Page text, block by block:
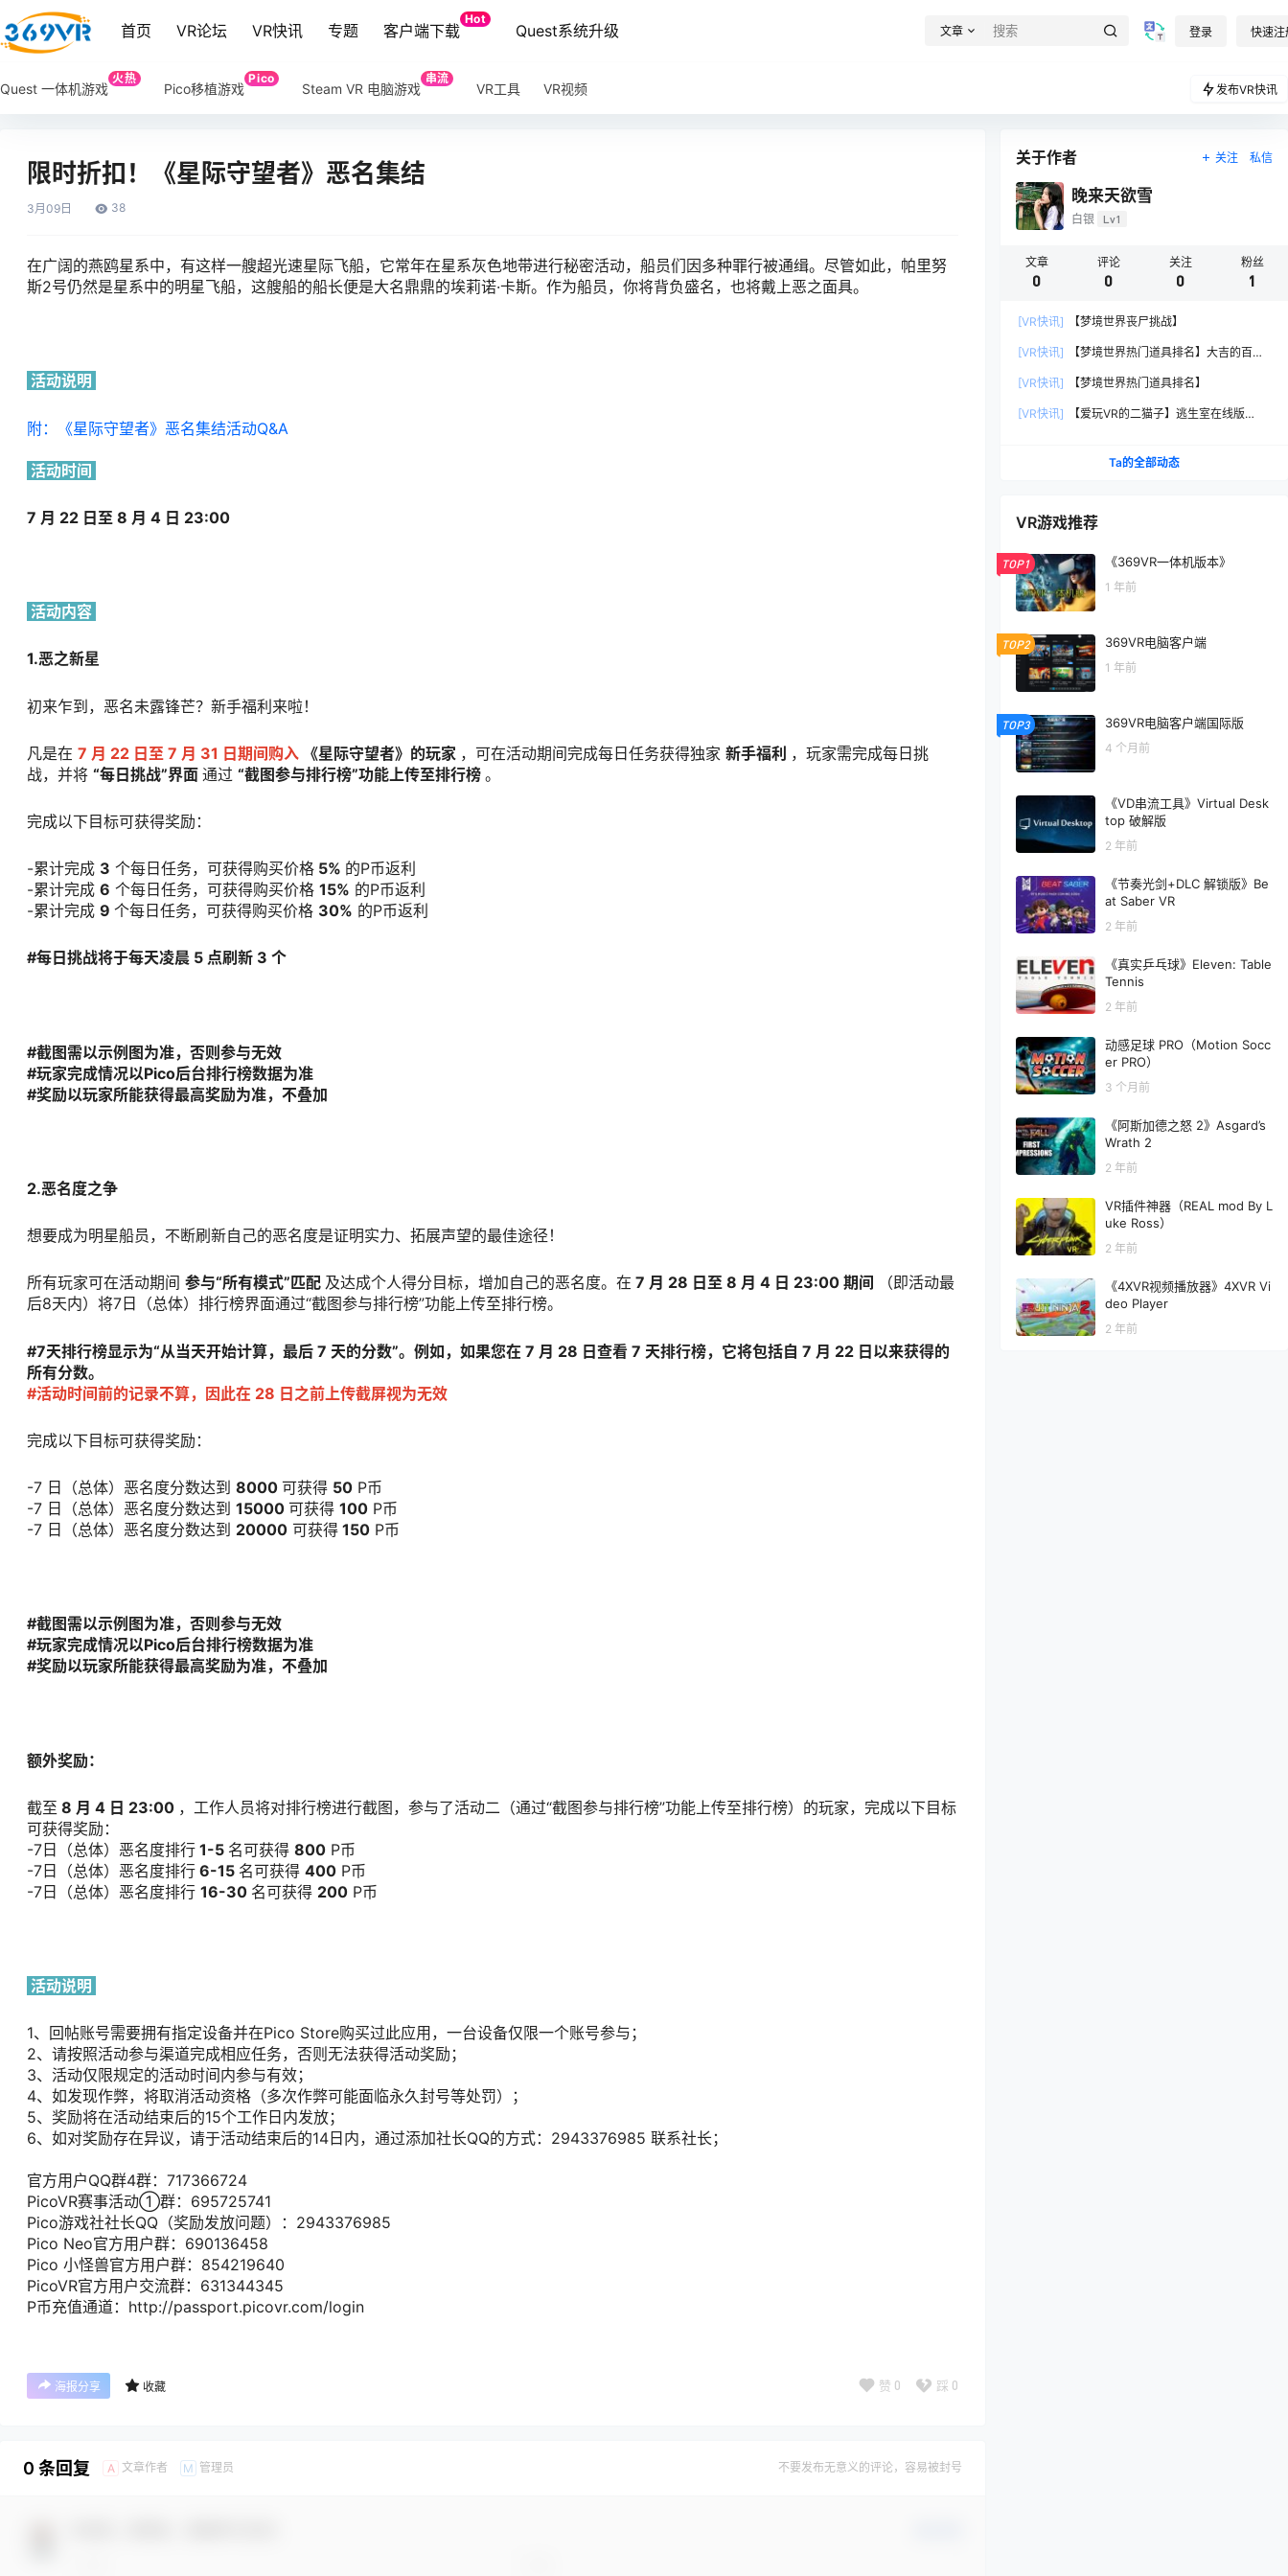
首页 VR论坛 VR快讯 专题 客户端下载
Hot
Quest系统升级 文章 登录 快速注
Quest 一体机游戏
火热
Pico移植游戏
Pico
Steam VR 电脑游戏
串流
VR工具 VR视频 发布VR快讯
限时折扣！《星际守望者》恶名集结
3月 09日 38
在广阔的燕鸥星系中，有这样一艘超光速星际飞船，它常年在星系灰色地带进行秘密活动，船员们因多种罪行被通缉。尽管如此，帕里努
斯2号仍然是星系中的明星飞船，这艘船的船长便是大名鼎鼎的埃莉诺·卡斯。作为船员，你将背负盛名，也将戴上恶之面具。
活动说明
附：《星际守望者》恶名集结活动Q&A
活动时间
7 月 22 日至 8 月 4 日 23:00
活动内容
1.恶之新星
初来乍到，恶名未露锋芒？新手福利来啦！
凡是在 7 月 22 日至 7 月 31 日期间购入 《星际守望者》的玩家 ，可在活动期间完成每日任务获得独家 新手福利 ，玩家需完成每日挑
战，并将 “每日挑战”界面 通过 “截图参与排行榜”功能上传至排行榜 。
完成以下目标可获得奖励：
-累计完成 3 个每日任务，可获得购买价格 5% 的P币返利
-累计完成 6 个每日任务，可获得购买价格 15% 的P币返利
-累计完成 9 个每日任务，可获得购买价格 30% 的P币返利
#每日挑战将于每天凌晨 5 点刷新 3 个
#截图需以示例图为准，否则参与无效
#玩家完成情况以Pico后台排行榜数据为准
#奖励以玩家所能获得最高奖励为准，不叠加
2.恶名度之争
想要成为明星船员，不断刷新自己的恶名度是证明实力、拓展声望的最佳途径！
所有玩家可在活动期间 参与“所有模式”匹配 及达成个人得分目标，增加自己的恶名度。在 7 月 28 日至 8 月 4 日 23:00 期间
（即活动最
后8天内）将7日（总体）排行榜界面通过“截图参与排行榜”功能上传至排行榜。
#7天排行榜显示为“从当天开始计算，最后 7 天的分数”。例如，如果您在 7 月 28 日查看 7 天排行榜，它将包括自 7 月 22 日以来获得的
所有分数。
#活动时间前的记录不算，因此在 28 日之前上传截屏视为无效
完成以下目标可获得奖励：
-7 日（总体）恶名度分数达到 8000 可获得 50 P币
-7 日（总体）恶名度分数达到 15000 可获得 100 P币
-7 日（总体）恶名度分数达到 20000 可获得 150 P币
#截图需以示例图为准，否则参与无效
#玩家完成情况以Pico后台排行榜数据为准
#奖励以玩家所能获得最高奖励为准，不叠加
额外奖励：
截至 8 月 4 日 23:00 ，工作人员将对排行榜进行截图，参与了活动二（通过“截图参与排行榜”功能上传至排行榜）的玩家，完成以下目标
可获得奖励：
-7日（总体）恶名度排行 1-5 名可获得 800 P币
-7日（总体）恶名度排行 6-15 名可获得 400 P币
-7日（总体）恶名度排行 16-30 名可获得 200 P币
活动说明
1、回帖账号需要拥有指定设备并在Pico Store购买过此应用，一台设备仅限一个账号参与；
2、请按照活动参与渠道完成相应任务，否则无法获得活动奖励；
3、活动仅限规定的活动时间内参与有效；
4、如发现作弊，将取消活动资格（多次作弊可能面临永久封号等处罚）；
5、奖励将在活动结束后的15个工作日内发放；
6、如对奖励存在异议，请于活动结束后的14日内，通过添加社长QQ的方式：2943376985 联系社长；
官方用户QQ群4群：717366724
PicoVR赛事活动①群：695725741
Pico游戏社社长QQ（奖励发放问题）：2943376985
Pico Neo官方用户群：690136458
Pico 小怪兽官方用户群：854219640
PicoVR官方用户交流群：631344345
P币充值通道：http://passport.picovr.com/login
海报分享 收藏 赞 0 踩 0
0 条回复 A 文章作者 M 管理员 不要发布无意义的评论，容易被封号
关于作者 关注 私信
晚来天欲雪
白银 Lv1
文章
0
评论
0
关注
0
粉丝
1
[VR快讯] 【梦境世界丧尸挑战】
[VR快讯]
【梦境世界热门道具排名】大吉的百宝
[VR快讯]
【梦境世界热门道具排名】
[VR快讯]
【爱玩VR的二猫子】逃生室在线版
Ta的全部动态
VR游戏推荐
TOP1 《369VR一体机版本》
1 年前
TOP2 369VR电脑客户端
1 年前
TOP3 369VR电脑客户端国际版
4 个月前
《VD串流工具》Virtual Desk
top 破解版
2 年前
《节奏光剑+DLC 解锁版》Be
at Saber VR
2 年前
《真实乒乓球》Eleven: Table
Tennis
2 年前
动感足球 PRO（Motion Socc
er PRO）
3 个月前
《阿斯加德之怒 2》Asgard’s
Wrath 2
2 年前
VR插件神器（REAL mod By L
uke Ross）
2 年前
《4XVR视频播放器》4XVR Vi
deo Player
2 年前